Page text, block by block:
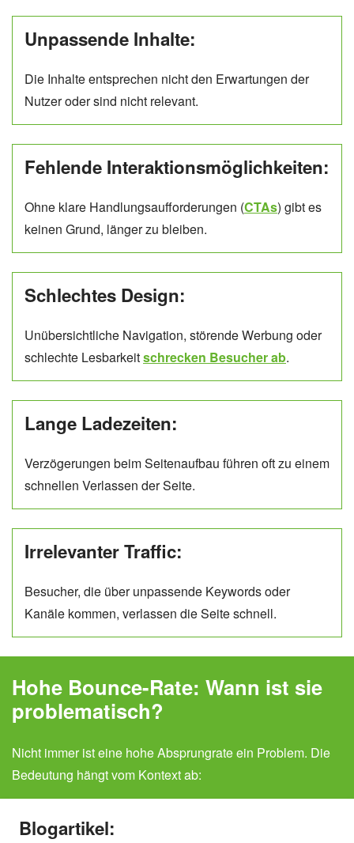
Unpassende Inhalte:
Die Inhalte entsprechen nicht den Erwartungen der
Nutzer oder sind nicht relevant.
Fehlende Interaktionsmöglichkeiten:
Ohne klare Handlungsaufforderungen (CTAs) gibt es
keinen Grund, länger zu bleiben.
Schlechtes Design:
Unübersichtliche Navigation, störende Werbung oder
schlechte Lesbarkeitschrecken Besucher ab.
Lange Ladezeiten:
Verzögerungen beim Seitenaufbau führen oft zu einem
schnellen Verlassen der Seite.
Irrelevanter Traffic:
Besucher, die über unpassende Keywords oder
Kanäle kommen, verlassen die Seite schnell.
Hohe Bounce-Rate: Wann ist sie
problematisch?
Nicht immer ist eine hohe Absprungrate ein Problem. Die
Bedeutung hängt vom Kontext ab:
Blogartikel: